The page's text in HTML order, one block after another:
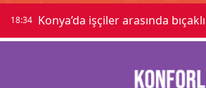
18:34 Lüks otomobille kar maskeli